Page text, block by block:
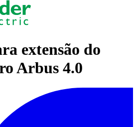
extensão do
Arbus 4.0